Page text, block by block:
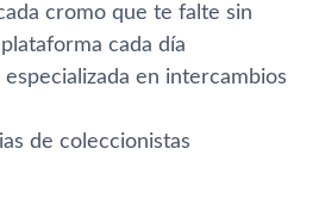
cromo que te falte sin
cada día
especializada en intercambios
de coleccionistas